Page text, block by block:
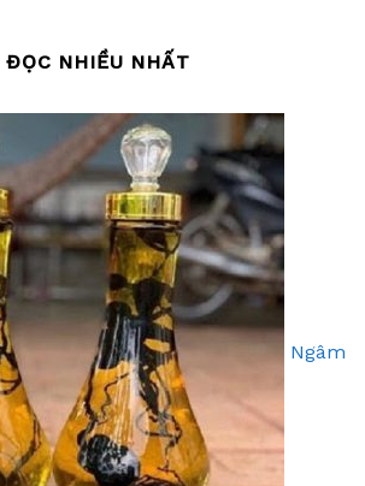
NHIỀU NHẤT
Ngâm